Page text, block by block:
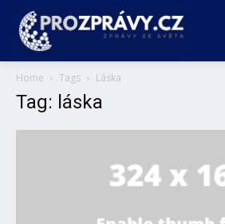
Home Tags Láska
Tag: láska